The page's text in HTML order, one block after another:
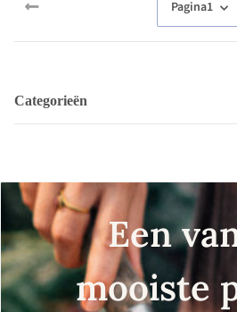
Pagina1
Categorieën
Een
mooiste